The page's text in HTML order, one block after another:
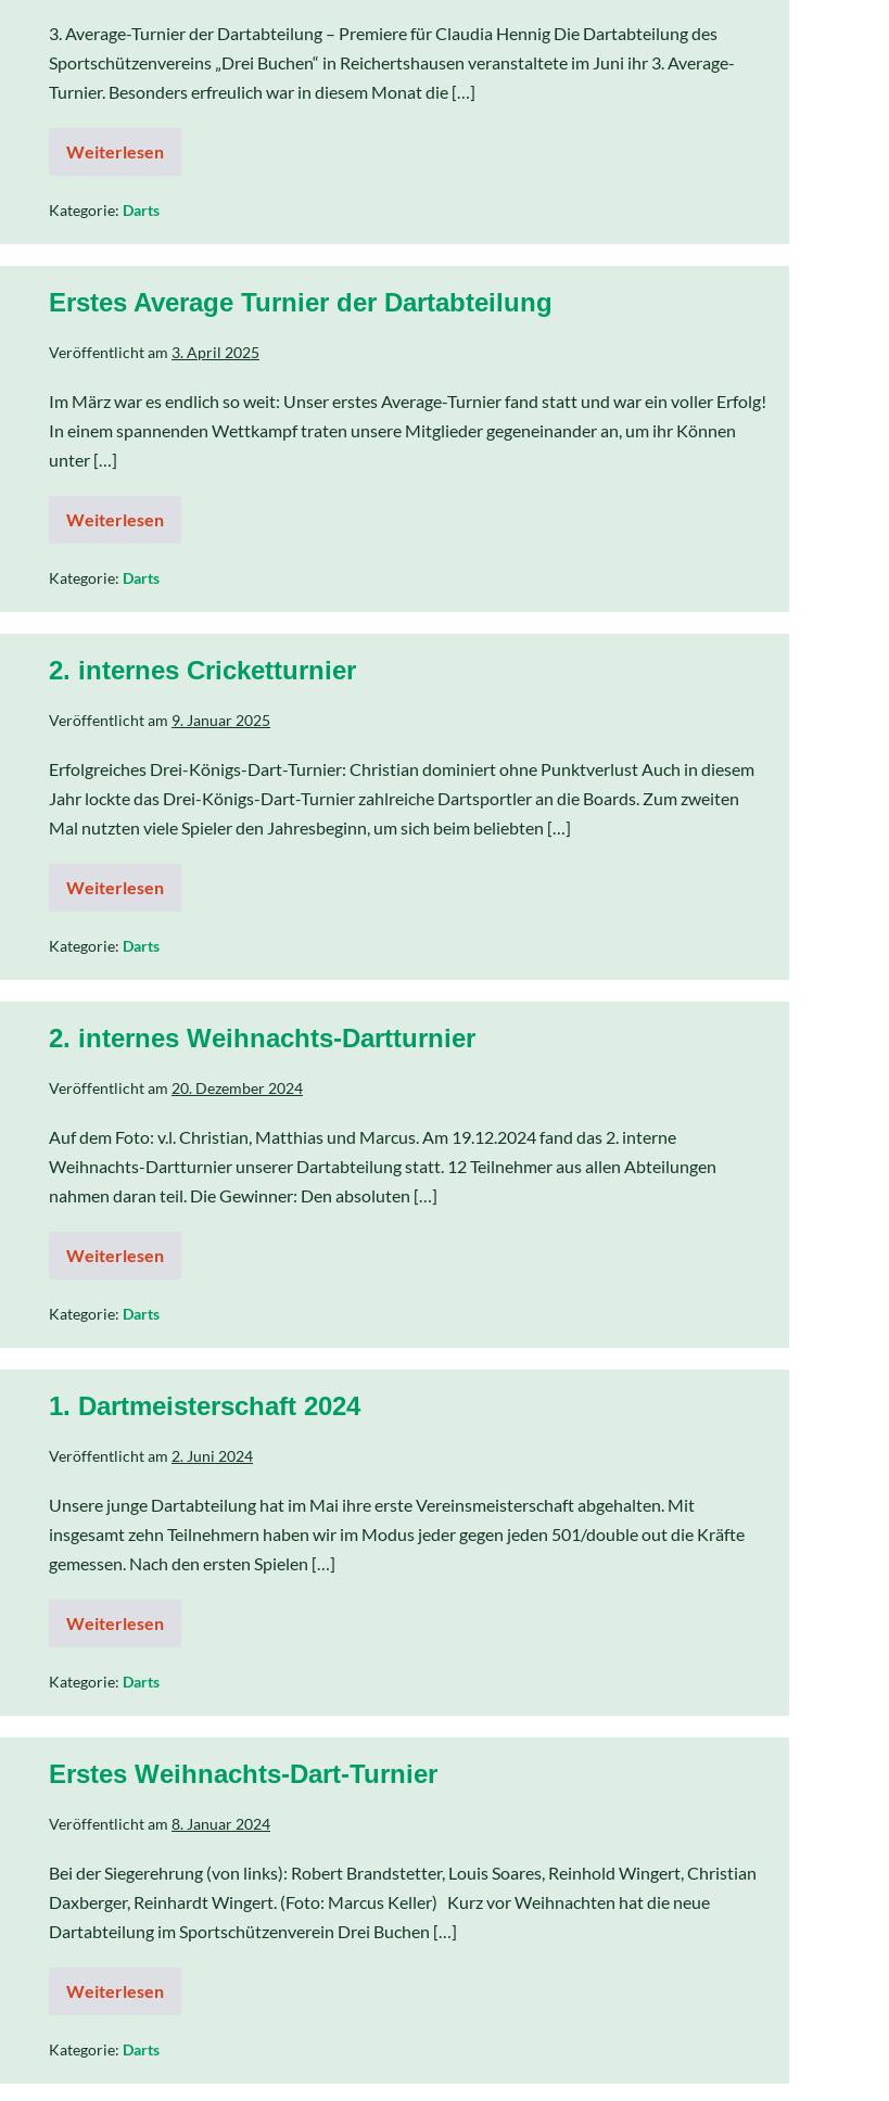
3. Average-Turnier der Dartabteilung – Premiere für Claudia Hennig Die Dartabteilung des
Sportschützenvereins „Drei Buchen“ in Reichertshausen veranstaltete im Juni ihr 3. Average-
Turnier. Besonders erfreulich war in diesem Monat die […]
Weiterlesen
Kategorie: Darts
Erstes Average Turnier der Dartabteilung
Veröffentlicht am 3. April 2025
Im März war es endlich so weit: Unser erstes Average-Turnier fand statt und war ein voller Erfolg!
In einem spannenden Wettkampf traten unsere Mitglieder gegeneinander an, um ihr Können
unter […]
Weiterlesen
Kategorie: Darts
2. internes Cricketturnier
Veröffentlicht am 9. Januar 2025
Erfolgreiches Drei-Königs-Dart-Turnier: Christian dominiert ohne Punktverlust Auch in diesem
Jahr lockte das Drei-Königs-Dart-Turnier zahlreiche Dartsportler an die Boards. Zum zweiten
Mal nutzten viele Spieler den Jahresbeginn, um sich beim beliebten […]
Weiterlesen
Kategorie: Darts
2. internes Weihnachts-Dartturnier
Veröffentlicht am 20. Dezember 2024
Auf dem Foto: v.l. Christian, Matthias und Marcus. Am 19.12.2024 fand das 2. interne
Weihnachts-Dartturnier unserer Dartabteilung statt. 12 Teilnehmer aus allen Abteilungen
nahmen daran teil. Die Gewinner: Den absoluten […]
Weiterlesen
Kategorie: Darts
1. Dartmeisterschaft 2024
Veröffentlicht am 2. Juni 2024
Unsere junge Dartabteilung hat im Mai ihre erste Vereinsmeisterschaft abgehalten. Mit
insgesamt zehn Teilnehmern haben wir im Modus jeder gegen jeden 501/double out die Kräfte
gemessen. Nach den ersten Spielen […]
Weiterlesen
Kategorie: Darts
Erstes Weihnachts-Dart-Turnier
Veröffentlicht am 8. Januar 2024
Bei der Siegerehrung (von links): Robert Brandstetter, Louis Soares, Reinhold Wingert, Christian
Daxberger, Reinhardt Wingert. (Foto: Marcus Keller) Kurz vor Weihnachten hat die neue
Dartabteilung im Sportschützenverein Drei Buchen […]
Weiterlesen
Kategorie: Darts